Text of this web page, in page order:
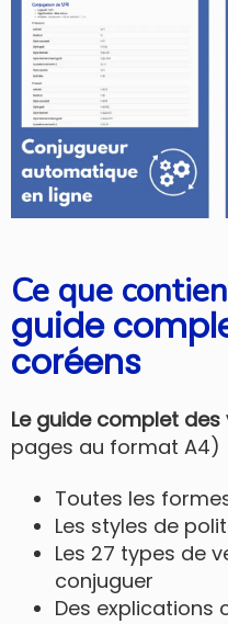
Ce que
guide
coréens
Le guide complet
pages au format A4)
Toutes les
Les styles de
Les 27 types de
conjuguer
Des explications